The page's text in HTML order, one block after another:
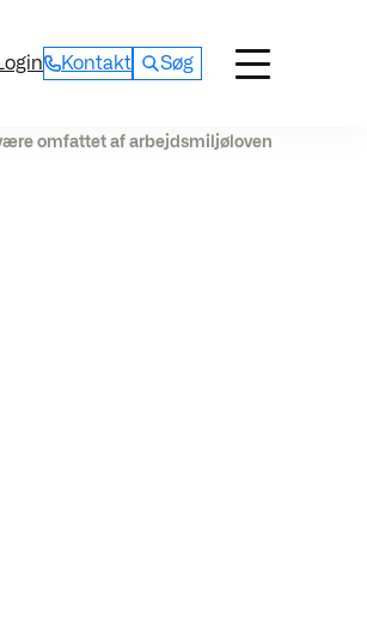
Kontakt Søg
omfattet af arbejdsmiljøloven